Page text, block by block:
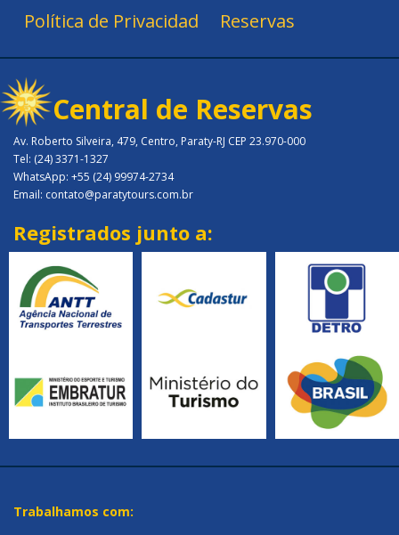
Política de Privacidad Reservas
Central de Reservas
Av. Roberto Silveira, 479, Centro, Paraty-RJ CEP 23.970-000
Tel: (24) 3371-1327
WhatsApp: +55 (24) 99974-2734
Email: contato@paratytours.com.br
Registrados junto a:
Trabalhamos com: